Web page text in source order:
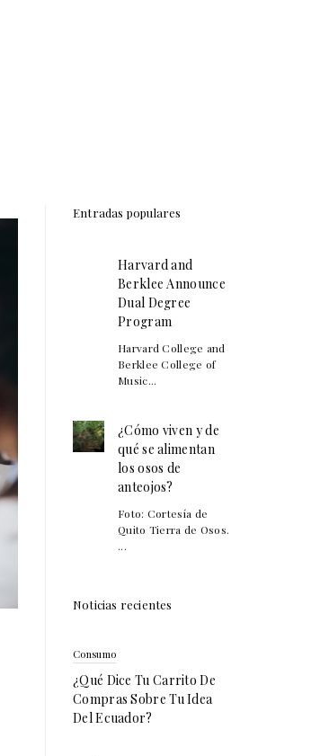
Entradas populares
Harvard and
Berklee Announce
Dual Degree
Program
Harvard College and
Berklee College of
Music...
¿Cómo viven y de
qué se alimentan
los osos de
anteojos?
Foto: Cortesía de
Quito Tierra de Osos.
...
Noticias recientes
Consumo
¿Qué Dice Tu Carrito De
Compras Sobre Tu Idea
Del Ecuador?